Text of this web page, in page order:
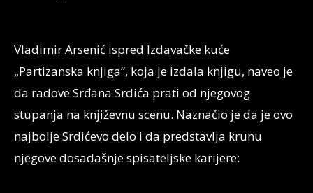
Vladimir Arsenić ispred Izdavačke kuće
„Partizanska knjiga”, koja je izdala knjigu, naveo je
da radove Srđana Srdića prati od njegovog
stupanja na književnu scenu. Naznačio je da je ovo
najbolje Srdićevo delo i da predstavlja krunu
njegove dosadašnje spisateljske karijere: